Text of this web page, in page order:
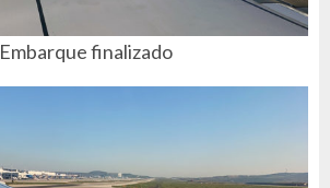
Embarque finalizado